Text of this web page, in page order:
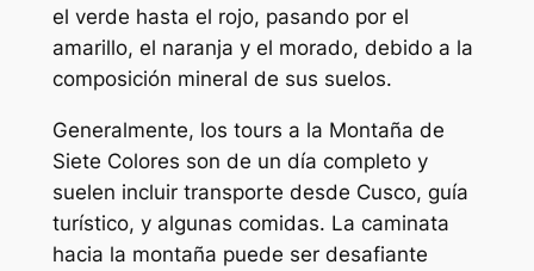
el verde hasta el rojo, pasando por el
amarillo, el naranja y el morado, debido a la
composición mineral de sus suelos.
Generalmente, los tours a la Montaña de
Siete Colores son de un día completo y
suelen incluir transporte desde Cusco, guía
turístico, y algunas comidas. La caminata
hacia la montaña puede ser desafiante